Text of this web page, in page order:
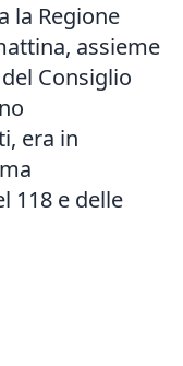
la Regione
assieme
Consiglio
era in
118 e delle